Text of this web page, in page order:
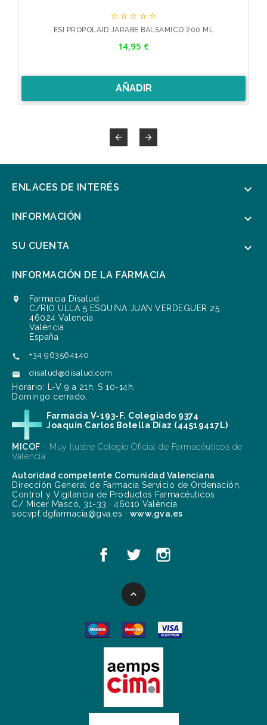
    
ESI PROPOLAID JARABE BALSAMICO 200 ML
14,95 €
AÑADIR
 
ENLACES DE INTERÉS 
INFORMACIÓN 
SU CUENTA 
INFORMACIÓN DE LA FARMACIA

Farmacia Disalud
C/RIO ULLA 5 ESQUINA JUAN VERDEGUER 25
46024 Valencia
València
España
 +34 963564140
 disalud@disalud.com
Horario: L-V 9 a 21h. S 10-14h.
Domingo cerrado.
Farmacia V-193-F. Colegiado 9374
Joaquín Carlos Botella Díaz (44519417L)
MICOF - Muy Ilustre Colegio Oficial de Farmacéuticos de
Valencia
Autoridad competente Comunidad Valenciana
Dirección General de Farmacia Servicio de Ordenación,
Control y Vigilancia de Productos Farmacéuticos
C/ Micer Mascó, 31-33 · 46010 València
socvpf.dgfarmacia@gva.es · www.gva.es
